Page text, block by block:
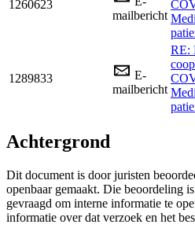
1260623
mailbericht
1289833
E-
mailbericht
RE:
Achtergrond
Dit document is door juristen
openbaar gemaakt. Die beoordeling
gevraagd om interne informatie te
informatie over dat verzoek en het